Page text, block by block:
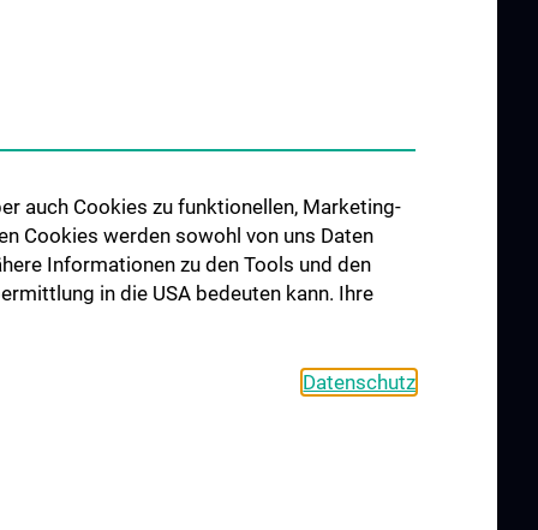
auch Cookies zu funktionellen, Marketing-
Cookies werden sowohl von uns Daten
Informationen zu den Tools und den
in die USA bedeuten kann. Ihre
Datenschutz